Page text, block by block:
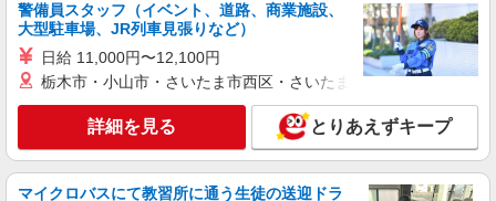
キープ 詳細を見る
アルバイト パート 派遣社員
日研トータルソーシング株式会社 メディカルケア事業部/郡山オフィ
ス【看護助手】
看護助手（ナースエイド）
時給1,150円 ★週払いOK（規定あり） ※給与
幅は経験・能力による
警備員スタッフ（イベント、道路、商業施設、
大型駐車場、JR列車見張りなど）
日給 11,000円〜12,100円
栃木市・小山市・さいたま市西区・さいたま市岩槻区・久喜市・
詳細を見る とりあえずキープ
マイクロバスにて教習所に通う生徒の送迎ドラ